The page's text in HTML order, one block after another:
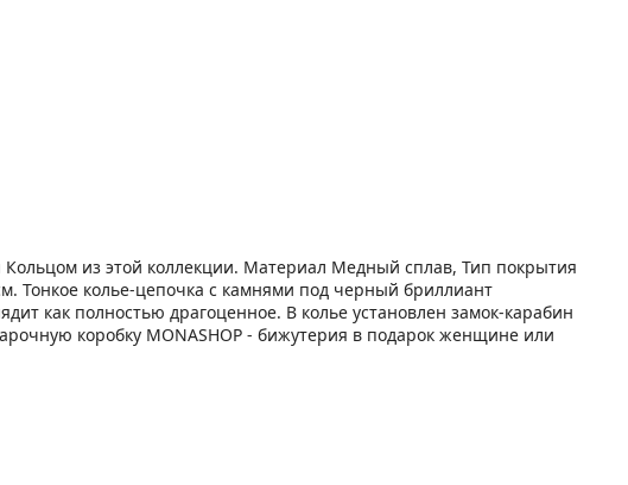
из этой коллекции. Материал Медный сплав, Тип покрытия
Тонкое колье-цепочка с камнями под черный бриллиант
как полностью драгоценное. В колье установлен замок-карабин
коробку MONASHOP - бижутерия в подарок женщине или